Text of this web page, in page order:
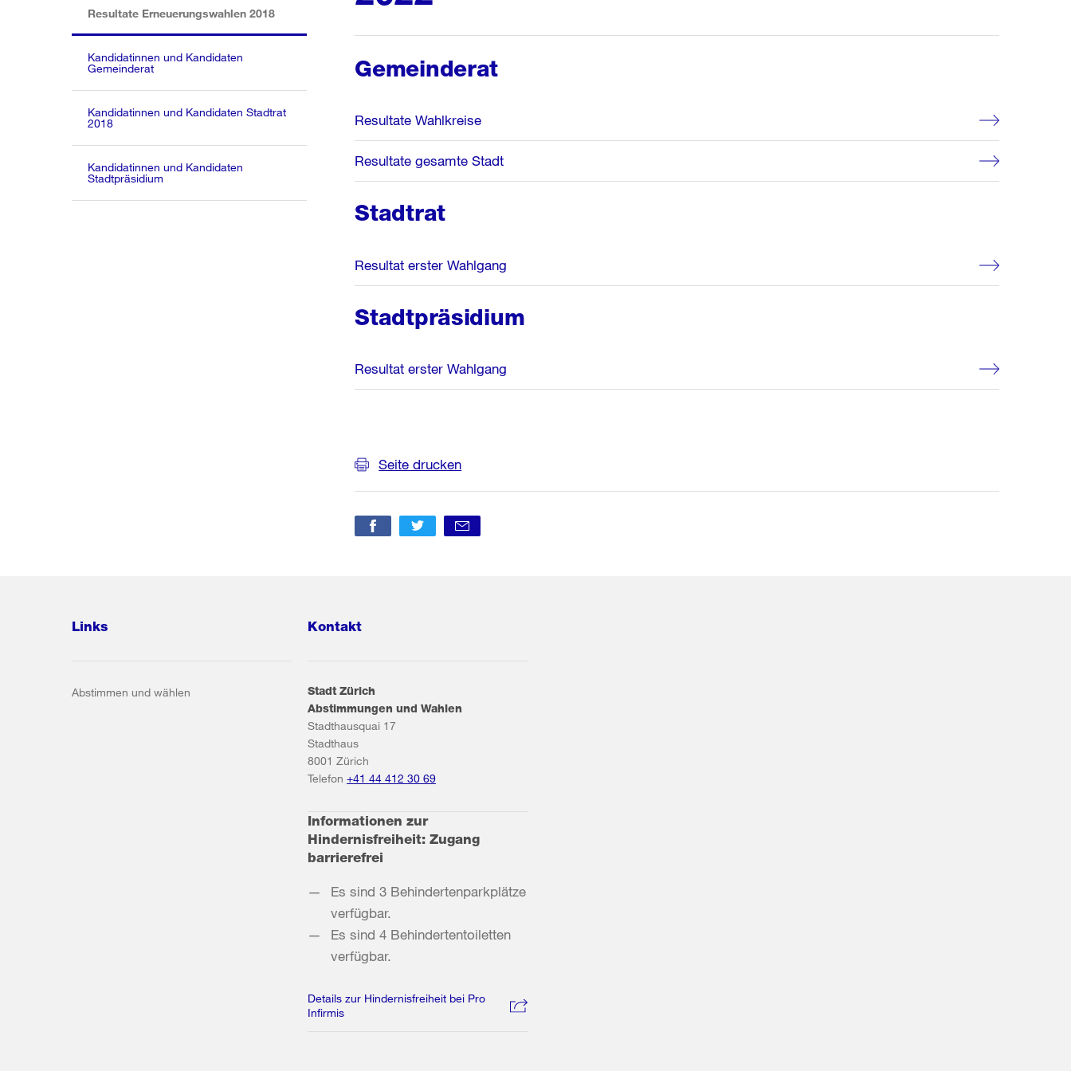
Gemeinderat
Resultate Wahlkreise
Resultate gesamte Stadt
Stadtrat
Resultat erster Wahlgang
Stadtpräsidium
Resultat erster Wahlgang
Seite drucken
Resultate Erneuerungswahlen 2018(aktiv)
Kandidatinnen und Kandidaten
Gemeinderat
Kandidatinnen und Kandidaten Stadtrat
2018
Kandidatinnen und Kandidaten
Stadtpräsidium
Links
Abstimmen und wählen
Kontakt
Stadt Zürich
Abstimmungen und Wahlen
Stadthausquai 17
Stadthaus
8001 Zürich
Telefon +41 44 412 30 69
Informationen zur
Hindernisfreiheit: Zugang
barrierefrei
Es sind 3 Behindertenparkplätze
verfügbar.
Es sind 4 Behindertentoiletten
verfügbar.
Details zur Hindernisfreiheit bei Pro
Infirmis